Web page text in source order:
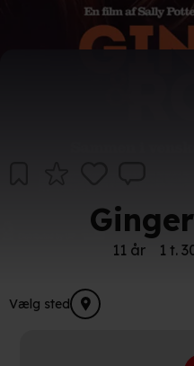
11 år 1 t.
Vælg sted